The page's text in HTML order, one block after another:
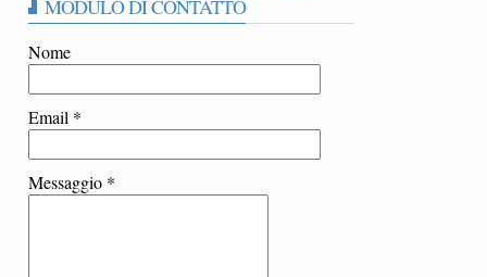
MODULO DI CONTATTO
Nome
Email *
Messaggio *